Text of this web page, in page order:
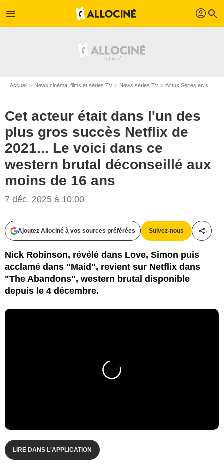
menu profil search
Accueil News cinéma, films et séries TV News séries TV Actus Séries en streaming
Cet acteur était dans l'un des
plus gros succès Netflix de
2021... Le voici dans ce
western brutal déconseillé aux
moins de 16 ans
7 déc. 2025 à 10:00
Ajoutez Allociné à vos sources préférées Suivez-nous
Nick Robinson, révélé dans Love, Simon puis
acclamé dans "Maid", revient sur Netflix dans
"The Abandons", western brutal disponible
depuis le 4 décembre.
LIRE DANS L'APPLICATION